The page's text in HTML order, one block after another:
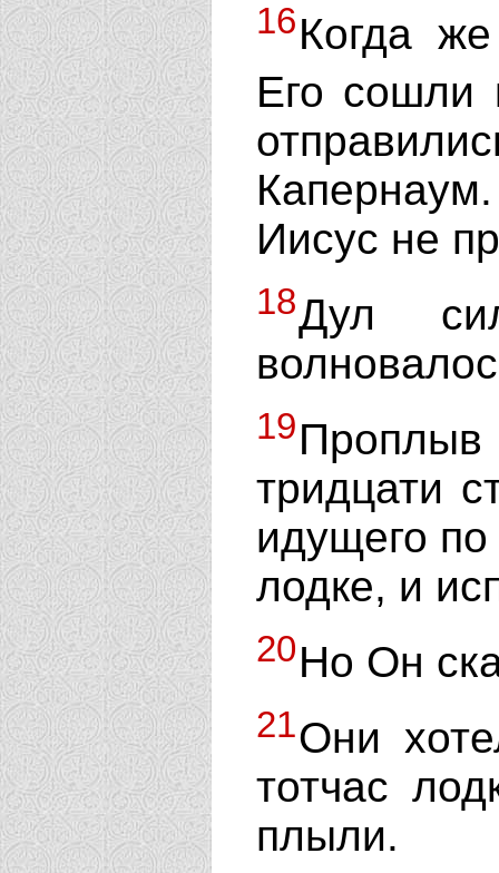
16Когда
Его
Иисус не
18Дул
19
тридцати
идущего
лодке, и
20Но Он
21Они
тотчас
плыли.